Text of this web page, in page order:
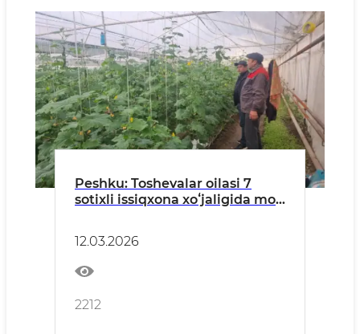
Peshku: Toshevalar oilasi 7
sotixli issiqxona xoʻjaligida moʻl
12.03.2026
2212